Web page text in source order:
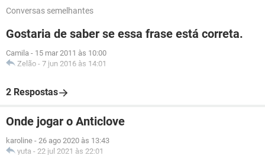
Conversas semelhantes
Gostaria de saber se essa frase está correta.
Camila - 15 mar 2011 às 10:00
Zelão - 7 jun 2016 às 14:01
2 Respostas
Onde jogar o Anticlove
karoline - 26 ago 2020 às 13:43
yuta - 22 jul 2021 às 22:01